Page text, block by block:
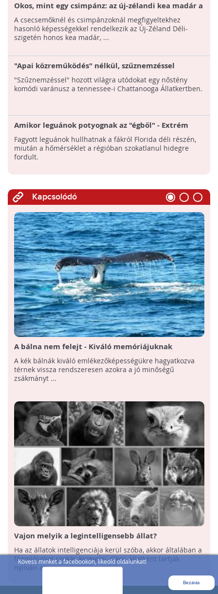
Kövess minket a facebookon, likeold oldalunkat!
Bezárás
Okos, mint egy csimpánz: az új-zélandi kea madár a
főemlősök intelligenciájával rendelkezik
A csecsemőknél és csimpánzoknál megfigyeltekhez
hasonló képességekkel rendelkezik az Új-Zéland Déli-
szigetén honos kea madár, ...
"Apai közreműködés" nélkül, szűznemzéssel
születtek varánuszok egy állatkertben
"Szűznemzéssel" hozott világra utódokat egy nőstény
komódi varánusz a tennessee-i Chattanooga Állatkertben.
Amikor leguánok potyognak az "égből" - Extrém
hideg Floridában
Fagyott leguánok hullhatnak a fákról Florida déli részén,
miután a hőmérséklet a régióban szokatlanul hidegre
fordult.
Kapcsolódó
A bálna nem felejt - Kiváló memóriájuknak
köszönhetően találnak vissza kedvenc
táplálkozóhelyeikre a kék bálnák
A kék bálnák kiváló emlékezőképességükre hagyatkozva
térnek vissza rendszeresen azokra a jó minőségű
zsákmányt ...
Vajon melyik a legintelligensebb állat?
Ha az állatok intelligenciája kerül szóba, akkor általában a
főemlősöket szokás kiemelni. Okos állatként tartják
nyilván az ...